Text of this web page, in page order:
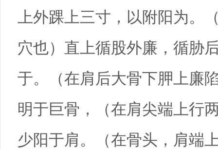
上外踝上三寸，以附阳为。
穴也）直上循股外廉，循胁
于。（在肩后大骨下胛上廉
明于巨骨，（在肩尖端上行
少阳于肩。（在骨头，肩端